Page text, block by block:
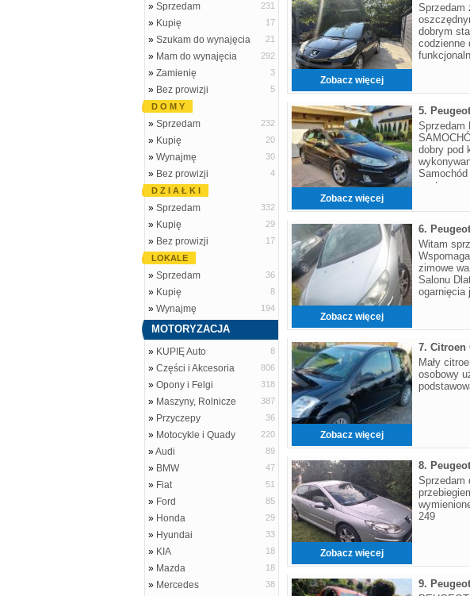
» Sprzedam 231
» Kupię 17
» Szukam do wynajęcia 21
» Mam do wynajęcia 292
» Zamienię 3
» Bez prowizji
5
D O M Y
» Sprzedam 232
» Kupię 20
» Wynajmę 30
» Bez prowizji
4
D Z I A Ł K I
» Sprzedam 332
» Kupię 29
» Bez prowizji
17
LOKALE
» Sprzedam 36
» Kupię 8
» Wynajmę 194
MOTORYZACJA
» KUPIĘ Auto 8
» Części i Akcesoria 806
» Opony i Felgi 318
» Maszyny, Rolnicze 387
» Przyczepy 36
» Motocykle i Quady 220
»Audi 89
» BMW 47
» Fiat 51
» Ford 85
» Honda 29
» Hyundai 33
» KIA 18
» Mazda 18
» Mercedes 38
Zobacz więcej
Sprzedam
dobrym
codzienne
Zobacz więcej
5.
Sprzedam
dobry pod
zastrz
Zobacz więcej
6.
Witam
zimowe
Salonu
ogarnięcia
Zobacz więcej
7. Citroen
Mały
osobowy
Zobacz więcej
8.
Sprzedam
249
9.